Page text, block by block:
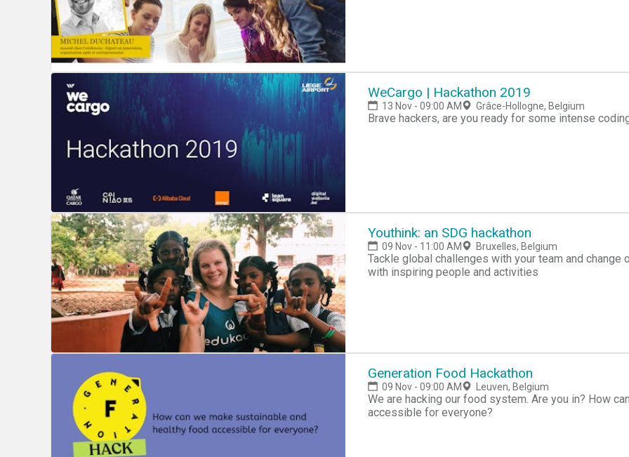
nombreux entrepreneurs à succès, orientés
ressources limitées• Les outils concrets à utiliser
certains participants pourraient vouloir démarrer leur
conférence sera présentée par Michel Duchateau,
Officer chez Convidencia, fondateur de Hackathon
WeCargo | Hackathon 2019
13 Nov - 09:00 AM Grâce-Hollogne, Belgium
Brave hackers, are you ready for some intense
Youthink: an SDG hackathon
09 Nov - 11:00 AM Bruxelles, Belgium
Tackle global challenges with your team and change our future!
with inspiring people and activities
Generation Food Hackathon
09 Nov - 09:00 AM Leuven, Belgium
We are hacking our food system. Are you in? How
accessible for everyone?